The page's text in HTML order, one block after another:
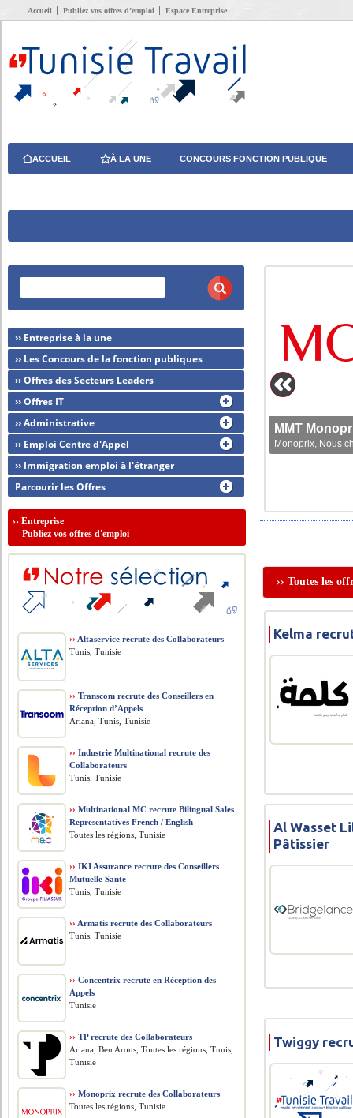
Accueil Publiez vos offres d’emploi Espace Entreprise
ACCUEIL À LA UNE CONCOURS FONCTION PUBLIQUE
MMT
Monoprix, Nous
›› Toutes les
Kelma
Al Wasset
Pâtissier
Twiggy
›› Entreprise à la une
›› Les Concours de la fonction publiques
›› Offres des Secteurs Leaders
›› Offres IT
›› Administrative
›› Emploi Centre d'Appel
›› Immigration emploi à l'étranger
Parcourir les Offres
››Entreprise
Publiez vos offres d'emploi
›› Altaservice recrute des Collaborateurs
Tunis, Tunisie
›› Transcom recrute des Conseillers en
Réception d’Appels
Ariana, Tunis, Tunisie
›› Industrie Multinational recrute des
Collaborateurs
Tunis, Tunisie
›› Multinational MC recrute Bilingual Sales
Representatives French / English
Toutes les régions, Tunisie
›› IKI Assurance recrute des Conseillers
Mutuelle Santé
Tunis, Tunisie
›› Armatis recrute des Collaborateurs
Tunis, Tunisie
›› Concentrix recrute en Réception des
Appels
Tunisie
›› TP recrute des Collaborateurs
Ariana, Ben Arous, Toutes les régions, Tunis,
Tunisie
›› Monoprix recrute des Collaborateurs
Toutes les régions, Tunisie